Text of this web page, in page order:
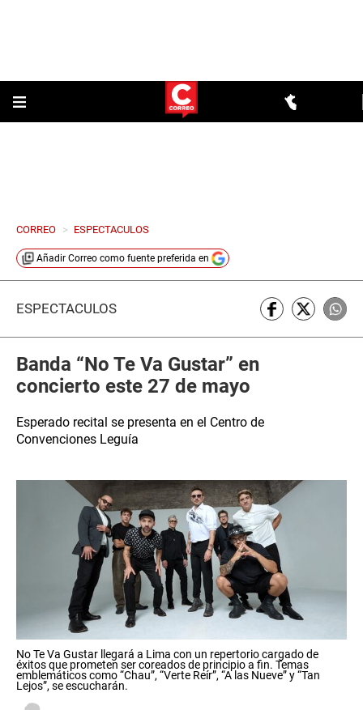
CORREO > ESPECTACULOS
Añadir Correo como fuente preferida en
ESPECTÁCULOS
Banda “No Te Va Gustar” en
concierto este 27 de mayo
Esperado recital se presenta en el Centro de
Convenciones Leguía
No Te Va Gustar llegará a Lima con un repertorio cargado de
éxitos que prometen ser coreados de principio a fin. Temas
emblemáticos como “Chau”, “Verte Reír”, “A las Nueve” y “Tan
Lejos”, se escucharán.